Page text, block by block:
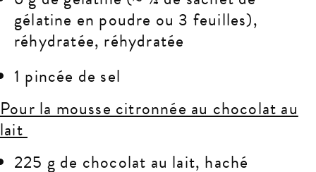
gélatine en poudre ou 3 feuilles),
réhydratée, réhydratée
1 pincée de sel
Pour la mousse citronnée au chocolat au
lait
225 g de chocolat au lait, haché